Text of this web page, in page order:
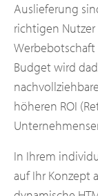
Auslieferung
richtigen
Budget wird
höheren ROI
In Ihrem
auf Ihr Konzept